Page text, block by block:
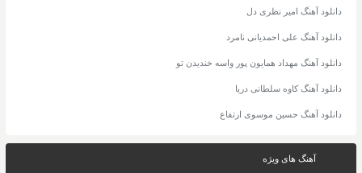
دانلود آهنگ امیر نظری دل
دانلود آهنگ علی احمدیانی نامرد
دانلود آهنگ مهداد همایون پور واسه خندیدن تو
دانلود آهنگ کاوه سلطانی دریا
دانلود آهنگ حسین موسوی ارتفاع
آهنگ های ویژه